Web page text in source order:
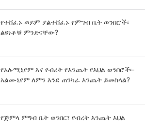
የተሸፈኑ ወይም ያልተሸፈኑ የምግብ ቤት ወንበሮች፣
ልዩነቶቹ ምንድናቸው?
የአሉሚኒየም እና የብረት የእንጨት የእህል ወንበሮች፡-
አልሙኒየም ለምን እንደ ጠንካራ እንጨት ይመስላል?
የጅምላ ምግብ ቤት ወንበር፣ የብረት እንጨት እህል